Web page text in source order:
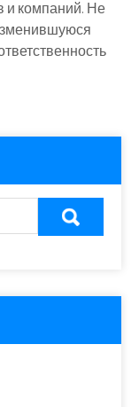
и компаний. Не